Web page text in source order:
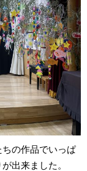
の作品でいっぱ
出来ました。